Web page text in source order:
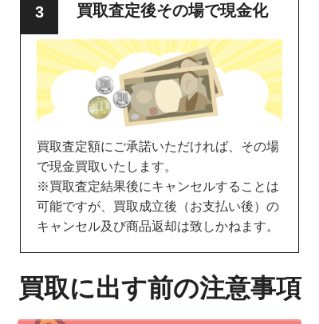
買取査定後その場で現金化
買取査定額にご承諾いただければ、その場
で現金買取いたします。
※買取査定結果後にキャンセルすることは
可能ですが、買取成立後（お支払い後）の
キャンセル及び商品返却は致しかねます。
買取に出す前の注意事項